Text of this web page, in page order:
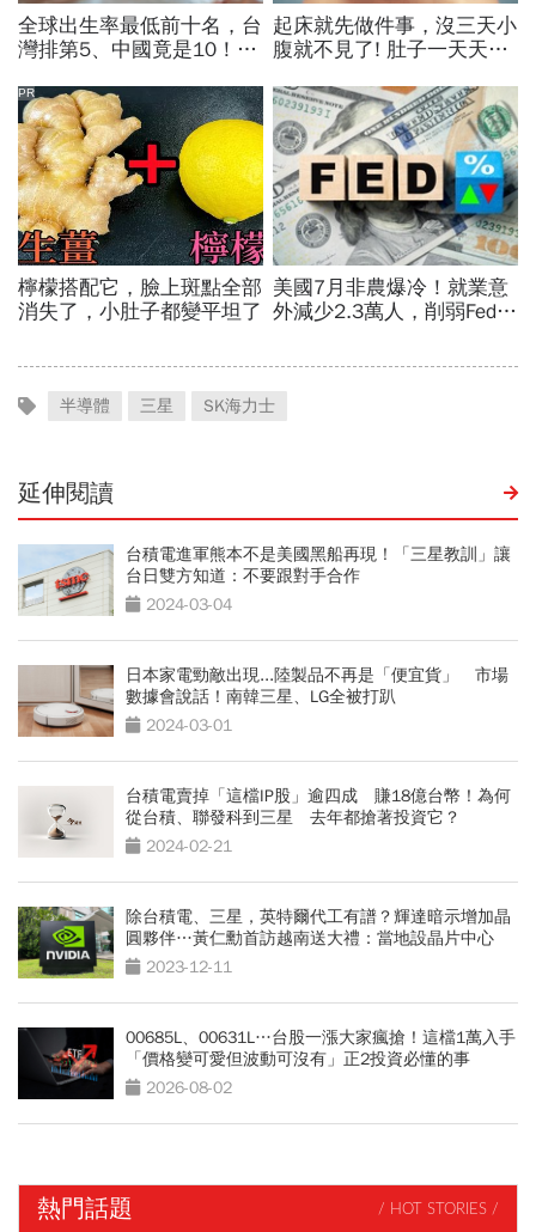
半導體 三星 SK海力士
延伸閱讀
台積電進軍熊本不是美國黑船再現！「三星教訓」讓
台日雙方知道：不要跟對手合作
2024-03-04
日本家電勁敵出現...陸製品不再是「便宜貨」 市場
數據會說話！南韓三星、LG全被打趴
2024-03-01
台積電賣掉「這檔IP股」逾四成 賺18億台幣！為何
從台積、聯發科到三星 去年都搶著投資它？
2024-02-21
除台積電、三星，英特爾代工有譜？輝達暗示增加晶
圓夥伴…黃仁勳首訪越南送大禮：當地設晶片中心
2023-12-11
00685L、00631L…台股一漲大家瘋搶！這檔1萬入手
「價格變可愛但波動可沒有」正2投資必懂的事
2026-08-02
熱門話題 / HOT STORIES /